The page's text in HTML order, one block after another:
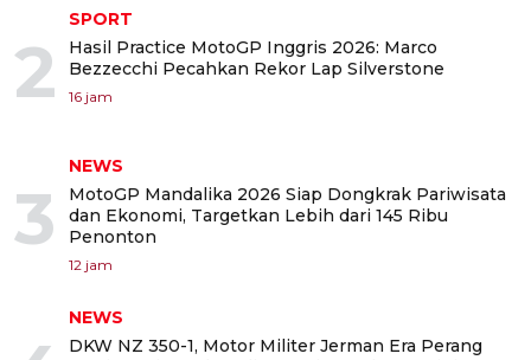
2
SPORT
Hasil Practice MotoGP Inggris 2026: Marco
Bezzecchi Pecahkan Rekor Lap Silverstone
16 jam
3
NEWS
MotoGP Mandalika 2026 Siap Dongkrak Pariwisata
dan Ekonomi, Targetkan Lebih dari 145 Ribu
Penonton
12 jam
NEWS
DKW NZ 350-1, Motor Militer Jerman Era Perang